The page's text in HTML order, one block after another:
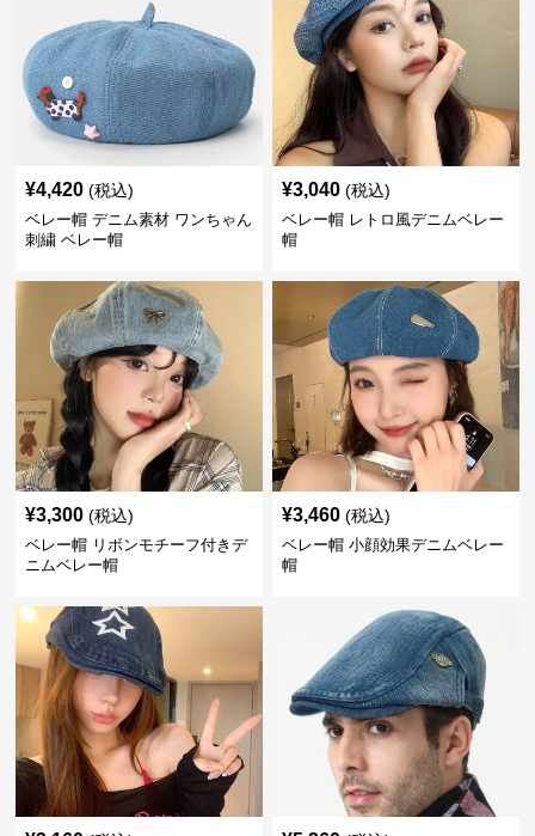
¥4,420 (税込)
ベレー帽 デニム素材 ワンちゃん
刺繍 ベレー帽
¥3,040 (税込)
ベレー帽 レトロ風デニムベレー
帽
¥3,300 (税込)
ベレー帽 リボンモチーフ付きデ
ニムベレー帽
¥3,460 (税込)
ベレー帽 小顔効果デニムベレー
帽